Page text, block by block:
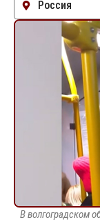
Россия
В волгоградском